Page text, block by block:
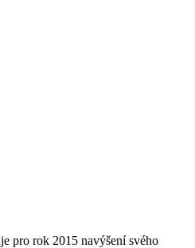
pro rok 2015 navýšení svého